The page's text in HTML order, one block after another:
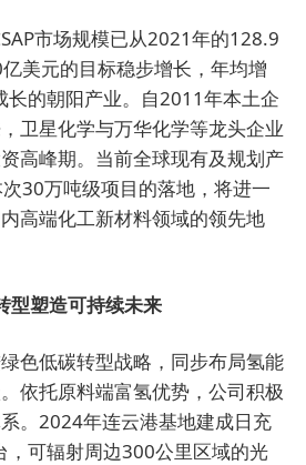
市场规模已从2021年的128.9
美元的目标稳步增长，年均增
长的朝阳产业。自2011年本土企
卫星化学与万华化学等龙头企业
高峰期。当前全球现有及规划产
30万吨级项目的落地，将进一
高端化工新材料领域的领先地
型塑造可持续未来
色低碳转型战略，同步布局氢能
依托原料端富氢优势，公司积极
。2024年连云港基地建成日充
可辐射周边300公里区域的光